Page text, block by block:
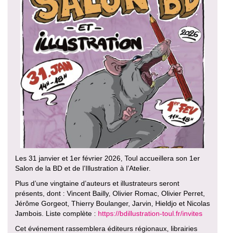
Les 31 janvier et 1er février 2026, Toul accueillera son 1er
Salon de la BD et de l’Illustration à l’Atelier.
Plus d’une vingtaine d’auteurs et illustrateurs seront
présents, dont : Vincent Bailly, Olivier Romac, Olivier Perret,
Jérôme Gorgeot, Thierry Boulanger, Jarvin, Hieldjo et Nicolas
Jambois. Liste complète : https://bdillustration-toul.fr/invites
Cet événement rassemblera éditeurs régionaux, librairies